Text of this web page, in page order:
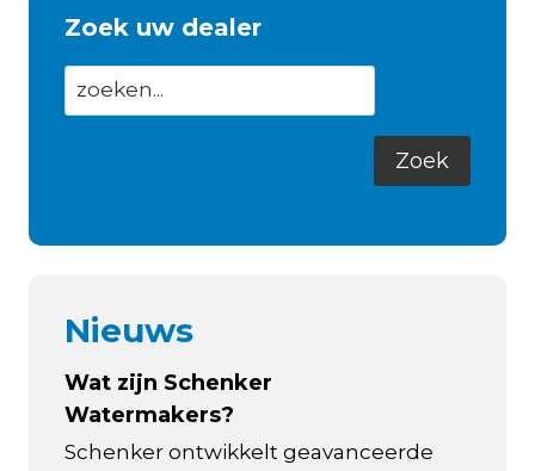
Zoek uw dealer
Nieuws
Wat zijn Schenker
Watermakers?
Schenker ontwikkelt geavanceerde